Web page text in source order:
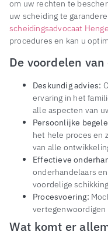
om uw rechten te
uw scheiding te
scheidingsadvocaat
procedures en kan u
De voordelen
Deskundig advies:
ervaring in het
alle aspecten van
Persoonlijke
het hele proces en
van alle
Effectieve
onderhandelaars
voordelige
Procesvoering:
vertegenwoordigen
Wat komt er